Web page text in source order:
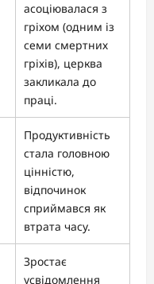
асоціювалася з
гріхом (одним із
семи смертних
гріхів), церква
закликала до
праці.
Продуктивність
стала головною
цінністю,
відпочинок
сприймався як
втрата часу.
Зростає
усвідомлення